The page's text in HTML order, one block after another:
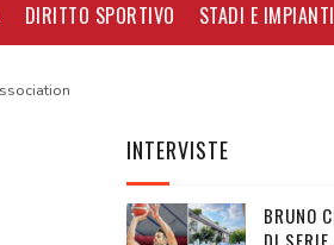
DIRITTO SPORTIVO STADI E IMPIANTI
INTERVISTE
BRUNO